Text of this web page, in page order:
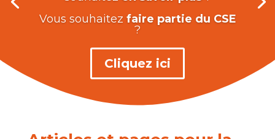
Vous souhaitez faire partie du CSE
?
Cliquez ici